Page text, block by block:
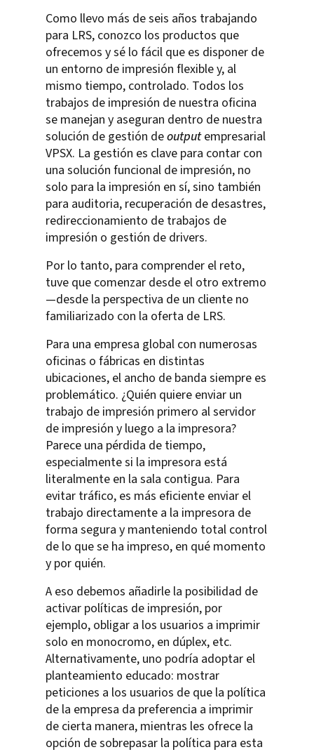
Como llevo más de seis años trabajando
para LRS, conozco los productos que
ofrecemos y sé lo fácil que es disponer de
un entorno de impresión flexible y, al
mismo tiempo, controlado. Todos los
trabajos de impresión de nuestra oficina
se manejan y aseguran dentro de nuestra
solución de gestión deoutputempresarial
VPSX. La gestión es clave para contar con
una solución funcional de impresión, no
solo para la impresión en sí, sino también
para auditoria, recuperación de desastres,
redireccionamiento de trabajos de
impresión o gestión de drivers.
Por lo tanto, para comprender el reto,
tuve que comenzar desde el otro extremo
—desde la perspectiva de un cliente no
familiarizado con la oferta de LRS.
Para una empresa global con numerosas
oficinas o fábricas en distintas
ubicaciones, el ancho de banda siempre es
problemático. ¿Quién quiere enviar un
trabajo de impresión primero al servidor
de impresión y luego a la impresora?
Parece una pérdida de tiempo,
especialmente si la impresora está
literalmente en la sala contigua. Para
evitar tráfico, es más eficiente enviar el
trabajo directamente a la impresora de
forma segura y manteniendo total control
de lo que se ha impreso, en qué momento
y por quién.
A eso debemos añadirle la posibilidad de
activar políticas de impresión, por
ejemplo, obligar a los usuarios a imprimir
solo en monocromo, en dúplex, etc.
Alternativamente, uno podría adoptar el
planteamiento educado: mostrar
peticiones a los usuarios de que la política
de la empresa da preferencia a imprimir
de cierta manera, mientras les ofrece la
opción de sobrepasar la política para esta